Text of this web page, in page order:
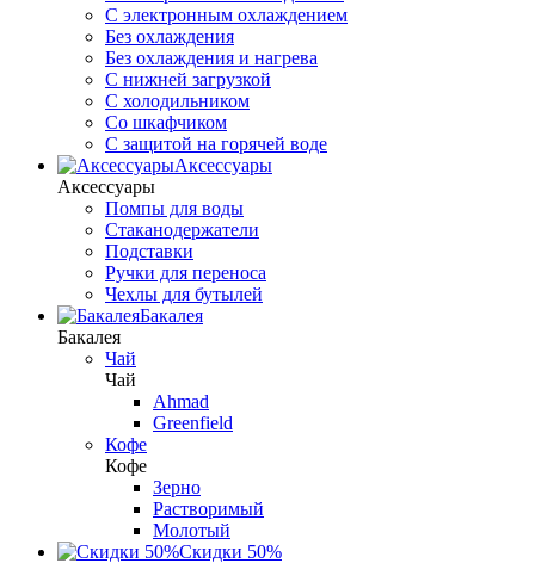
С электронным охлаждением
Без охлаждения
Без охлаждения и нагрева
С нижней загрузкой
С холодильником
Со шкафчиком
С защитой на горячей воде
Аксессуары
Аксессуары
Помпы для воды
Стаканодержатели
Подставки
Ручки для переноса
Чехлы для бутылей
Бакалея
Бакалея
Чай
Чай
Ahmad
Greenfield
Кофе
Кофе
Зерно
Растворимый
Молотый
Скидки 50%